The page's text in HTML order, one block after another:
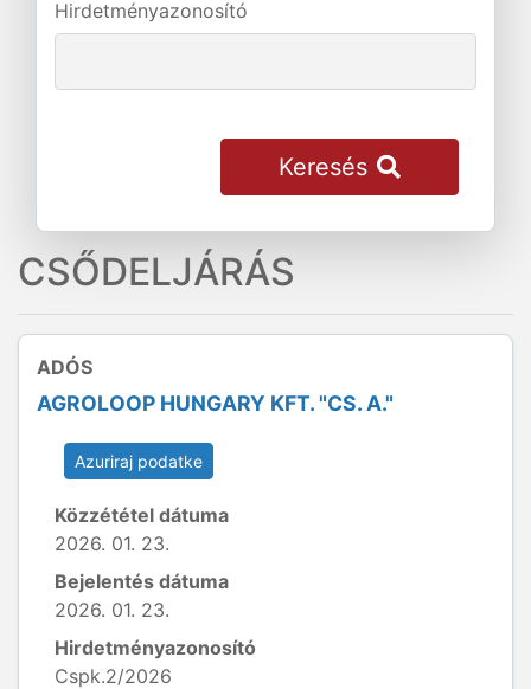
Hirdetményazonosító
Keresés
CSŐDELJÁRÁS
ADÓS
AGROLOOP HUNGARY KFT. "CS. A."
Azuriraj podatke
Közzététel dátuma
2026. 01. 23.
Bejelentés dátuma
2026. 01. 23.
Hirdetményazonosító
Cspk.2/2026